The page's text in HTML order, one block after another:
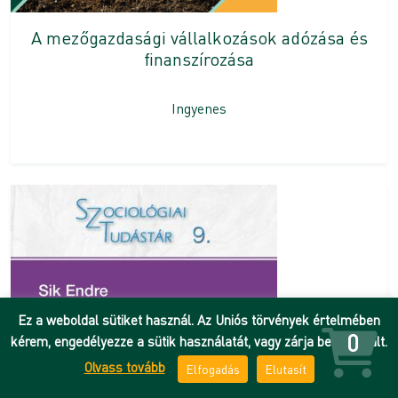
A mezőgazdasági vállalkozások adózása és
finanszírozása
Ingyenes
Ez a weboldal sütiket használ. Az Uniós törvények értelmében
kérem, engedélyezze a sütik használatát, vagy zárja be az oldalt.
Olvass tovább
Elfogadás Elutasít
0